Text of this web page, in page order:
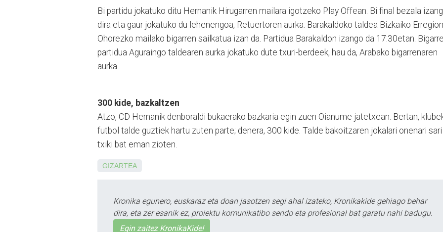
Bi partidu jokatuko ditu Hernanik Hirugarren maila­ra igotzeko Play Offean. Bi final bezala
dira eta gaur jokatuko du lehenen­goa, Retuertoren aurka. Barakaldoko taldea Bizkaiko
Ohorezko maila­ko bigarren sailkatua izan da. Partidua Barakaldon izango da 17:30etan.
partidua Aguraingo taldea­ren aurka jokatuko dute txuri-berdeek, hau da, Araba­ko bigarrenaren
aur­ka.
300 kide, bazkaltzen
Atzo, CD Hernanik denbo­raldi bukaerako bazkaria egin zuen Oianume jate­txe­an. Bertan,
futbol tal­de guztiek hartu zuten parte; denera, 300 kide. Tal­de bakoitzaren jokalari one­nari sari
txiki bat eman zioten.
GIZARTEA
Kronika egunero, euskaraz eta doan jasotzen segi ahal izateko, Kronikakide gehiago behar
dira, eta zer esanik ez, proiektu komunikatibo sendo eta profesional bat garatu nahi badugu.
Egin zaitez KronikaKide!